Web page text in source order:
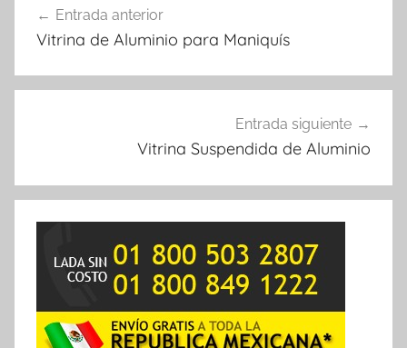
de
Entrada anterior
Vitrina de Aluminio para Maniquís
Entrada siguiente
Vitrina Suspendida de Aluminio